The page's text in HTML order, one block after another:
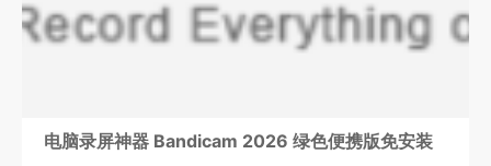
电脑录屏神器 Bandicam 2026 绿色便携版免安装